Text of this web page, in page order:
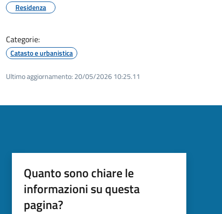
Residenza
Categorie:
Catasto e urbanistica
Ultimo aggiornamento: 20/05/2026 10:25.11
Quanto sono chiare le
informazioni su questa
pagina?